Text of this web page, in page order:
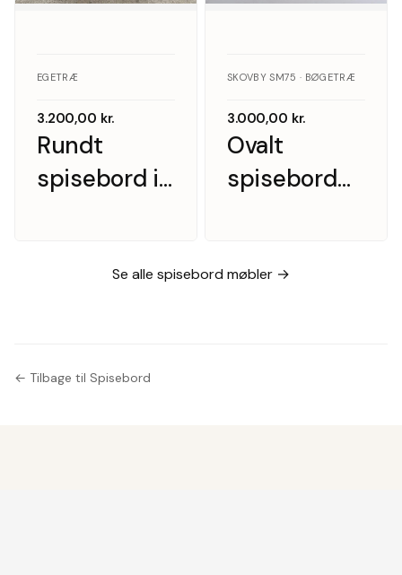
Rundt
spisebord i
EGETRÆ
3.200,00 kr.
Ovalt
spisebord
Skovby
SKOVBY SM75 · BØGETRÆ
3.000,00 kr.
Se alle spisebord møbler →
← Tilbage til Spisebord